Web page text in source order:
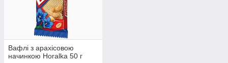
Вафлі з арахісовою
начинкою Horalka 50 г